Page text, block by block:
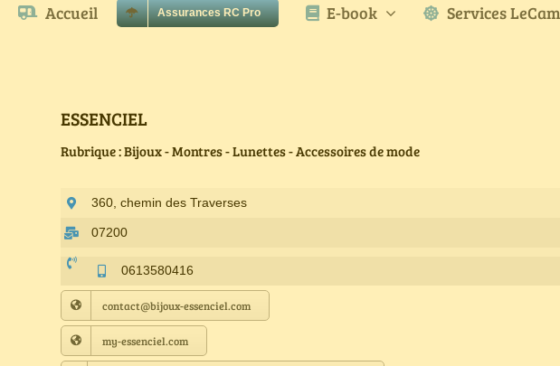
Accueil Assurances RC Pro E-book Services LeCam
ESSENCIEL
Rubrique : Bijoux - Montres - Lunettes - Accessoires de mode
360, chemin des Traverses
07200
0613580416
contact@bijoux-essenciel.com
my-essenciel.com